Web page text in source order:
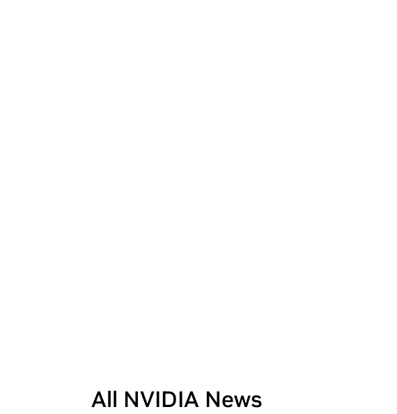
All NVIDIA News